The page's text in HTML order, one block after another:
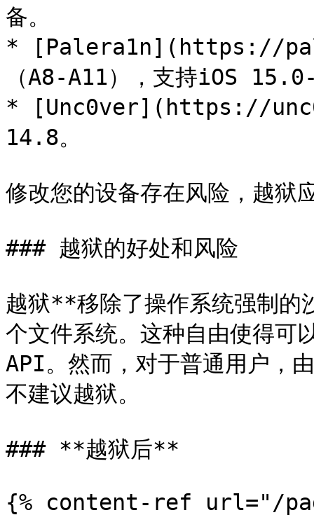
备。
* [Palera1n](https://
（A8-A11），支持iOS
* [Unc0ver](https://
14.8。
修改您的设备存在风险，越狱
### 越狱的好处和风险
越狱**移除了操作系统强制的
个文件系统。这种自由使得可
API。然而，对于普通用户，
不建议越狱。
### **越狱后**
{% content-ref url="/